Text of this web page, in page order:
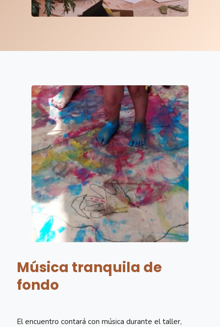
Música tranquila de
fondo
El encuentro contará con música durante el taller,